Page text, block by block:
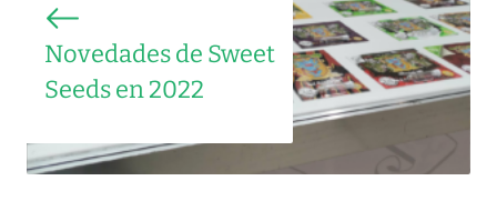
Novedades de Sweet
Seeds en 2022